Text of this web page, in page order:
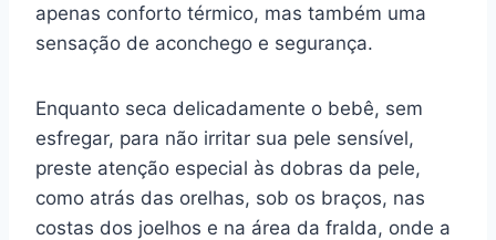
apenas conforto térmico, mas também uma
sensação de aconchego e segurança.
Enquanto seca delicadamente o bebê, sem
esfregar, para não irritar sua pele sensível,
preste atenção especial às dobras da pele,
como atrás das orelhas, sob os braços, nas
costas dos joelhos e na área da fralda, onde a